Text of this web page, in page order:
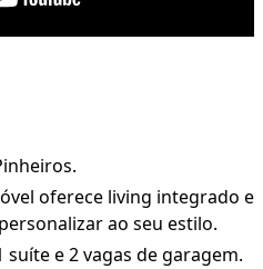
oferece living integrado e
ao seu estilo.
e 2 vagas de garagem.